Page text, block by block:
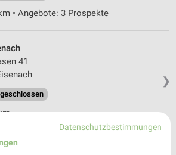
• Angebote: 3 Prospekte
❯
41
geschlossen
Witzenhausen
Datenschutzbestimmungen